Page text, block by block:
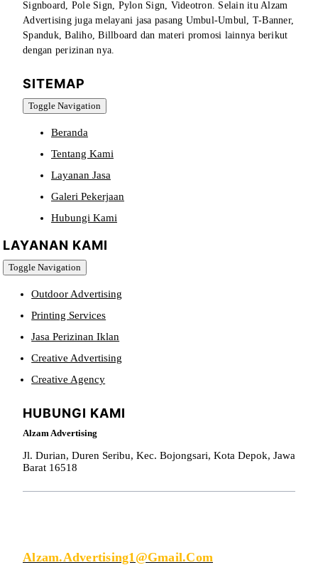
Signboard, Pole Sign, Pylon Sign, Videotron. Selain itu Alzam
Advertising juga melayani jasa pasang Umbul-Umbul, T-Banner,
Spanduk, Baliho, Billboard dan materi promosi lainnya berikut
dengan perizinan nya.
SITEMAP
Toggle Navigation
Beranda
Tentang Kami
Layanan Jasa
Galeri Pekerjaan
Hubungi Kami
LAYANAN KAMI
Toggle Navigation
Outdoor Advertising
Printing Services
Jasa Perizinan Iklan
Creative Advertising
Creative Agency
HUBUNGI KAMI
Alzam Advertising
Jl. Durian, Duren Seribu, Kec. Bojongsari, Kota Depok, Jawa
Barat 16518
Alzam.advertising1@gmail.com